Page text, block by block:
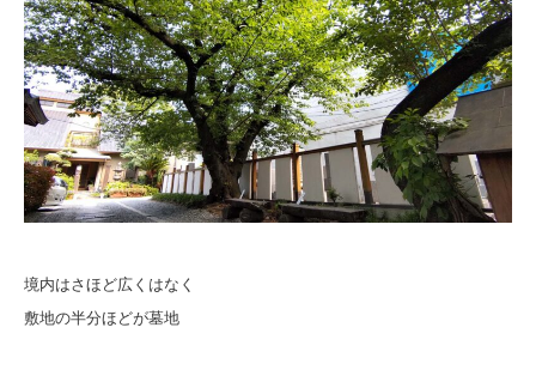
境内はさほど広くはなく
敷地の半分ほどが墓地